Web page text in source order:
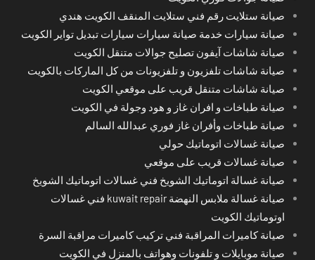
صيانة ستلايت رقم فني ستلايت المنقف الكويت هندي
صيانة سيارات خدمة صيانة سيارات سيارات تبديل تواير الكويت
صيانة شاشات آيفون تصليح جوالات متنقل الكويت
صيانة شاشات تلفزيون و تلفزيونات من كل الماركات بالكويت
صيانة شاشات متنقل قريب على موقعي الكويت
صيانة طباخات و افران غاز و هود وجولة في الكويت
صيانة طباخات وأفران غاز فوري عبدالله السالم
صيانة غسالات اتوماتيك حولي
صيانة غسالات قريب على موقعي
صيانة غسالة اتوماتيك الشويخ فني غسالات اتوماتيك الشويخ
صيانة غسالة ملابس النهضة kuwait repair فني غسالات
اوتوماتيك الكويت
صيانة كاميرات المراقبة فني تركيب كاميرات مراقبة السرة
صيانة موبايلات و تلفونات وهواتف بالمنزل في الكويت